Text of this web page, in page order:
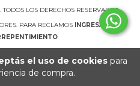
el uso de cookiespara
de compra.
LOS DERECHOS RESERVADOS.
PARA RECLAMOS
INGRESÁ ACÁ.